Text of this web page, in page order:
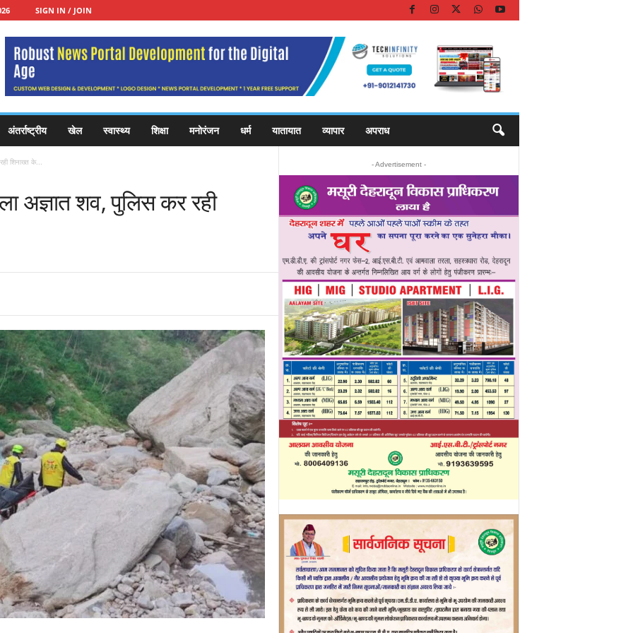
SIGN IN / JOIN
अंतर्राष्ट्रीय खेल स्वास्थ्य शिक्षा मनोरंजन धर्म यातायात व्यापार अपराध
शिनाख्त के...
अज्ञात शव, पुलिस कर रही
- Advertisement -